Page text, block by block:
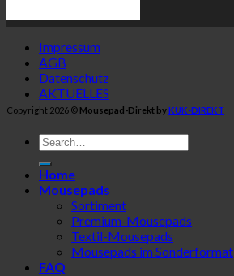
Impressum
AGB
Datenschutz
AKTUELLES
Copyright 2026 © Mousepad-Direkt byKUK-DIREKT
Home
Mousepads
Sortiment
Premium-Mousepads
Textil-Mousepads
Mousepads im Sonderformat
FAQ